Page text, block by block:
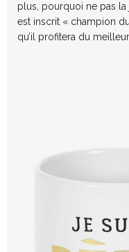
plus, pourquoi ne pas
est inscrit « champion
qu’il profitera du